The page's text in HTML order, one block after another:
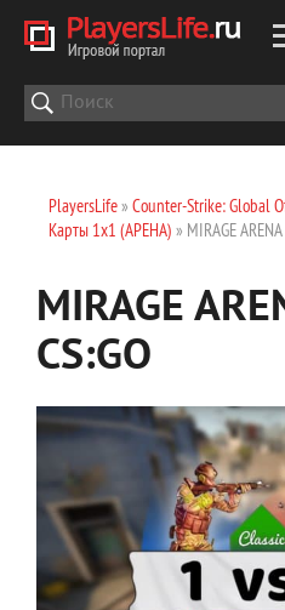
PlayersLife» Counter-Strike: Global
Карты 1х1 (АРЕНА) » MIRAGE
MIRAGE
CS:GO